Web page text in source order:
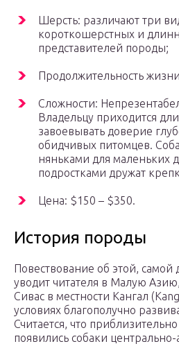
Шерсть: различают три
короткошерстных и
представителей породы;
Продолжительность
Сложности:
Владельцу приходится
завоевывать доверие
обидчивых питомцев.
няньками для маленьких
подростками дружат
Цена: $150 – $350.
История породы
Повествование об этой, самой
уводит читателя в Малую
Сивас в местности Кангал
условиях благополучно
Считается, что
появились собаки центрально-